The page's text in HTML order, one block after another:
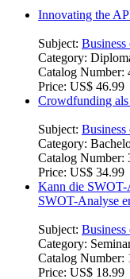
Innovating the
Subject:
Category:
Catalog Number:
Price: US$ 46.99
Crowdfunding
Subject: Business
Category:
Catalog Number:
Price: US$ 34.99
Kann die SWOT-
SWOT-Analyse
Subject: Business
Category:
Catalog Number:
Price: US$ 18.99